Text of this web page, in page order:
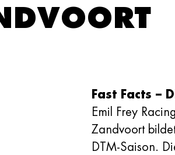
Fast Facts –
Emil Frey
Zandvoort
DTM-Saison.